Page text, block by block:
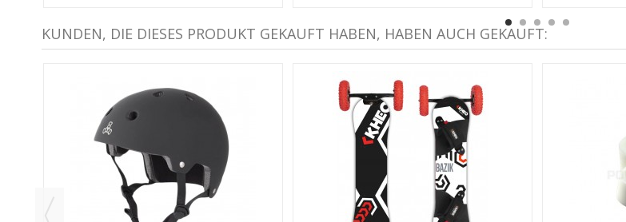
KUNDEN, DIE DIESES PRODUKT GEKAUFT HABEN, HABEN AUCH GEKAUFT: